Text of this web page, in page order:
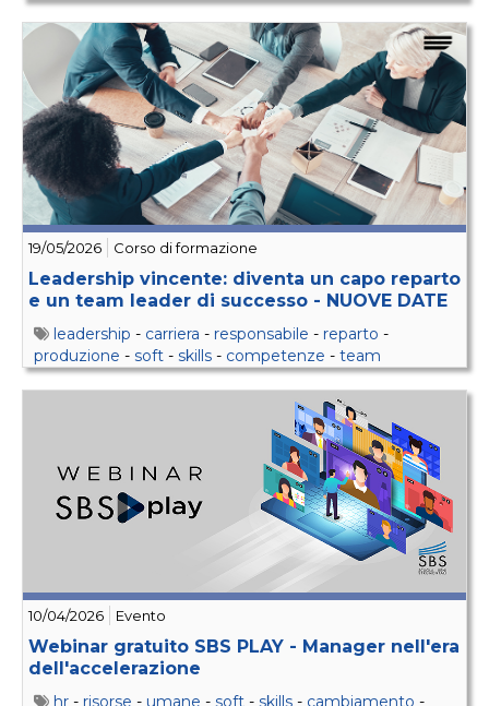
19/05/2026 Corso di formazione
Leadership vincente: diventa un capo reparto
e un team leader di successo - NUOVE DATE
leadership - carriera - responsabile - reparto -
produzione - soft - skills - competenze - team
10/04/2026 Evento
Webinar gratuito SBS PLAY - Manager nell'era
dell'accelerazione
hr - risorse - umane - soft - skills - cambiamento -